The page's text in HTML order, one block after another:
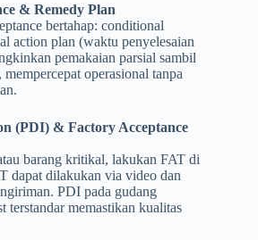
& Remedy Plan
bertahap: conditional
action plan (waktu penyelesaian
pemakaian parsial sambil
operasional tanpa
(PDI) & Factory Acceptance
barang kritikal, lakukan FAT di
dapat dilakukan via video dan
PDI pada gudang
terstandar memastikan kualitas